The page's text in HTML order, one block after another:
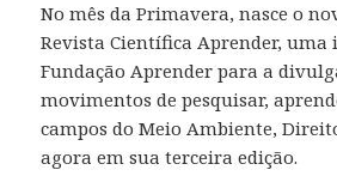
No mês da Primavera, nasce o
Revista Científica Aprender,
Fundação Aprender para a
movimentos de pesquisar,
campos do Meio Ambiente,
agora em sua terceira edição.